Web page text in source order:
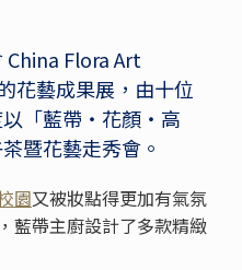
China Flora Art
花藝成果展，由十位
以「藍帶‧花顏‧高
暨花藝走秀會。
園又被妝點得更加有氣氛
藍帶主廚設計了多款精緻